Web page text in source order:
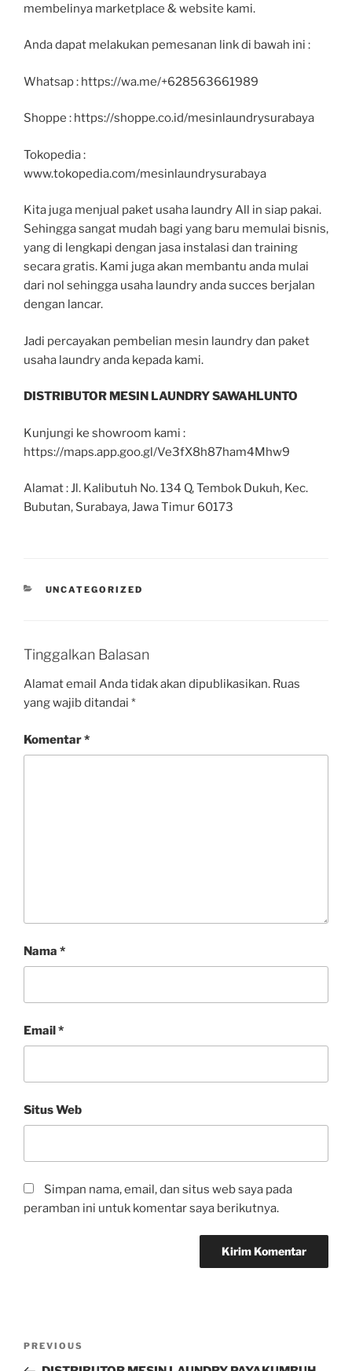
membelinya marketplace & website kami.
Anda dapat melakukan pemesanan link di bawah ini :
Whatsap : https://wa.me/+628563661989
Shoppe : https://shoppe.co.id/mesinlaundrysurabaya
Tokopedia :
www.tokopedia.com/mesinlaundrysurabaya
Kita juga menjual paket usaha laundry All in siap pakai.
Sehingga sangat mudah bagi yang baru memulai bisnis,
yang di lengkapi dengan jasa instalasi dan training
secara gratis. Kami juga akan membantu anda mulai
dari nol sehingga usaha laundry anda succes berjalan
dengan lancar.
Jadi percayakan pembelian mesin laundry dan paket
usaha laundry anda kepada kami.
DISTRIBUTOR MESIN LAUNDRY SAWAHLUNTO
Kunjungi ke showroom kami :
https://maps.app.goo.gl/Ve3fX8h87ham4Mhw9
Alamat : Jl. Kalibutuh No. 134 Q, Tembok Dukuh, Kec.
Bubutan, Surabaya, Jawa Timur 60173
UNCATEGORIZED
Tinggalkan Balasan
Alamat email Anda tidak akan dipublikasikan. Ruas
yang wajib ditandai *
Komentar*
Nama *
Email*
Situs Web
Simpan nama, email, dan situs web saya pada
peramban ini untuk komentar saya berikutnya.
PREVIOUS